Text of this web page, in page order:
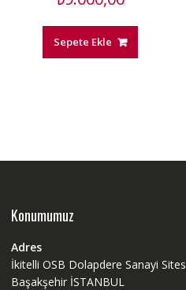
Sepete Ekle
Konumumuz
Adres
İkitelli OSB Dolapdere Sanayi
Başakşehir İSTANBUL